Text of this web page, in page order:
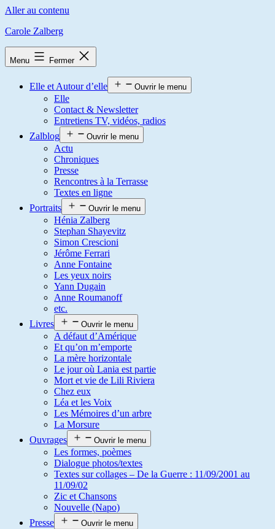
Aller au contenu
Carole Zalberg
Menu Fermer
Elle et Autour d’elle Ouvrir le menu
Elle
Contact & Newsletter
Entretiens TV, vidéos, radios
Zalblog
Ouvrir le menu
Actu
Chroniques
Presse
Rencontres à la Terrasse
Textes en ligne
Portraits
Ouvrir le menu
Hénia Zalberg
Stephan Shayevitz
Simon Crescioni
Jérôme Ferrari
Anne Fontaine
Les yeux noirs
Yann Dugain
Anne Roumanoff
etc.
Livres
Ouvrir le menu
A défaut d’Amérique
Et qu’on m’emporte
La mère horizontale
Le jour où Lania est partie
Mort et vie de Lili Riviera
Chez eux
Léa et les Voix
Les Mémoires d’un arbre
La Morsure
Ouvrages
Ouvrir le menu
Les formes, poèmes
Dialogue photos/textes
Textes sur collages – De la Guerre : 11/09/2001 au
11/09/02
Zic et Chansons
Nouvelle (Napo)
Presse
Ouvrir le menu